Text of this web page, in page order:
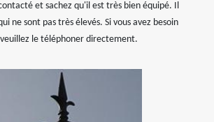
et sachez qu'il est très bien équipé. Il
ne sont pas très élevés. Si vous avez besoin
le téléphoner directement.